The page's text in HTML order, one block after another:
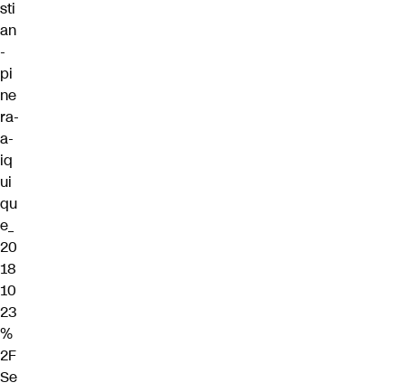
sti
an
-
pi
ne
ra-
a-
iq
ui
qu
e_
20
18
10
23
%
2F
Se